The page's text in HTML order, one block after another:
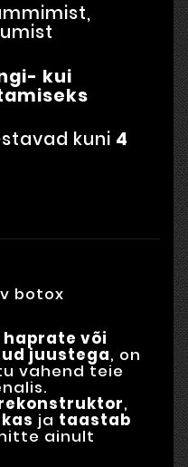
kui
kuni 4
botox
või
juustega, on
vahend teie
,
ja taastab
ainult